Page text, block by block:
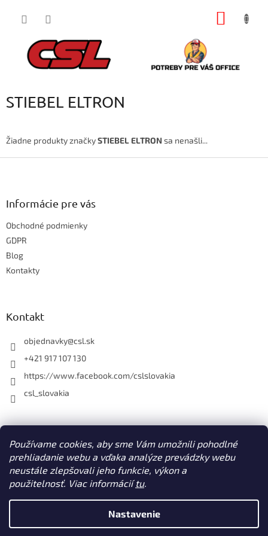
Používame cookies, aby sme Vám umožnili pohodlné
prehliadanie webu a vďaka analýze prevádzky webu
neustále zlepšovali jeho funkcie, výkon a
použitelnosť. Viac informáciítu.
Nastavenie
STIEBEL ELTRON
Žiadne produkty značkySTIEBEL ELTRONsa nenašli...
Z
Informácie pre vás
Obchodné podmienky
GDPR
Blog
Kontakty
Kontakt
objednavky@csl.sk
+421 917 107 130
https://www.facebook.com/cslslovakia
csl_slovakia
Facebook